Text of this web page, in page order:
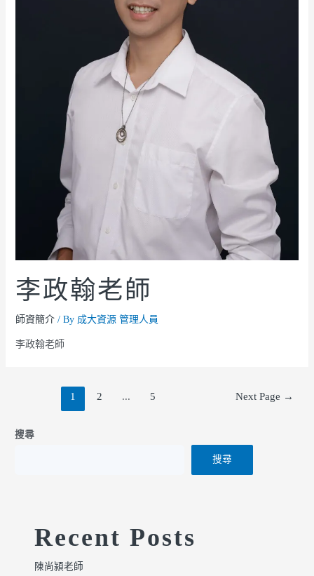
李政翰老師
師資簡介/ By 成大資源 管理人員
李政翰老師
1 2 ... 5 Next Page →
搜尋
搜尋
Recent Posts
陳尚潁老師